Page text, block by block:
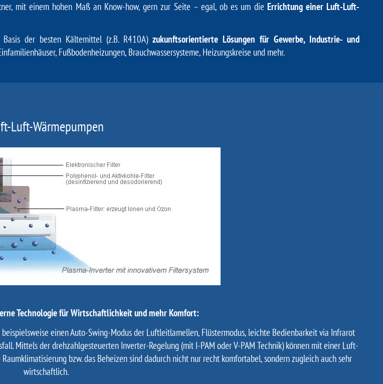
mit einem hohen Maß an Know-how, gern zur Seite – egal, ob es um die Errichtung einer Luft-Luft-
Basis der besten Kältemittel (z.B. R410A)zukunftsorientierte Lösungen für Gewerbe, Industrie- und
Fußbodenheizungen, Brauchwassersysteme, Heizungskreise und mehr.
Luft-Wärmepumpen
Technologie für Wirtschaftlichkeit und mehr Komfort:
einen Auto-Swing-Modus der Luftleitlamellen, Flüstermodus, leichte Bedienbarkeit via Infrarot
Mittels der drehzahlgesteuerten Inverter-Regelung (mit I-PAM oder V-PAM Technik) können mit einer Luft-
bzw. das Beheizen sind dadurch nicht nur recht komfortabel, sondern zugleich auch sehr
wirtschaftlich.